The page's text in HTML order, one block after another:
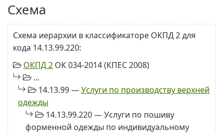
Схема
Схема иерархии в классификаторе ОКПД 2 для
кода 14.13.99.220:
ОКПД 2 ОК 034-2014 (КПЕС 2008)
...
14.13.99 —Услуги по производству верхней
одежды
14.13.99.220 — Услуги по пошиву
форменной одежды по индивидуальному